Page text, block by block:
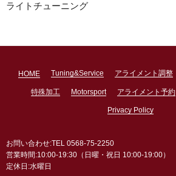
ライトチューニング
HOME Tuning&Service アライメント調整
特殊加工 Motorsport アライメント予約
Privacy Policy
お問い合わせ:TEL 0568-75-2250
営業時間:10:00-19:30（日曜・祝日 10:00-19:00）
定休日:水曜日